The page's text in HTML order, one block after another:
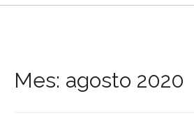
Mes: agosto 2020